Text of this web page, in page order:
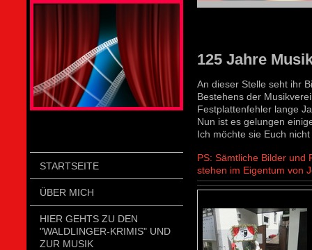
STARTSEITE
ÜBER MICH
HIER GEHTS ZU DEN
"WALDLINGER-KRIMIS" UND
ZUR MUSIK
125 Jahre
An dieser Stelle seht ihr
Bestehens der
Festplattenfehler lange
Nun ist es gelungen
Ich möchte sie Euch
PS: Sämtliche Bilder und
stehen im Eigentum von